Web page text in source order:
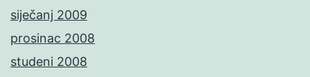
siječanj 2009
prosinac 2008
studeni 2008